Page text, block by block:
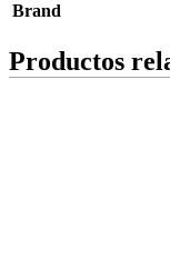
Brand
Productos